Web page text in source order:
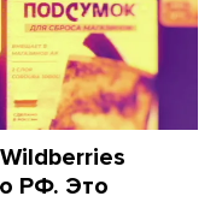
РФ. Это